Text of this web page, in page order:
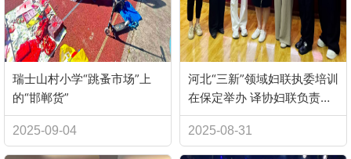
瑞士山村小学“跳蚤市场”上
的“邯郸货”
2025-09-04
河北“三新”领域妇联执委培训
在保定举办 译协妇联负责人
参加培训
2025-08-31